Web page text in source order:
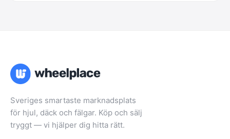
Sveriges smartaste marknadsplats
för hjul, däck och fälgar. Köp och sälj
tryggt — vi hjälper dig hitta rätt.